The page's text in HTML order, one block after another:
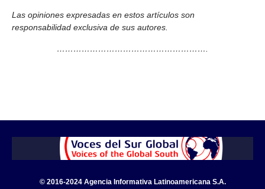
Las opiniones expresadas en estos artículos son
responsabilidad exclusiva de sus autores.
……………………………………………….
© 2016-2024 Agencia Informativa Latinoamericana S.A.